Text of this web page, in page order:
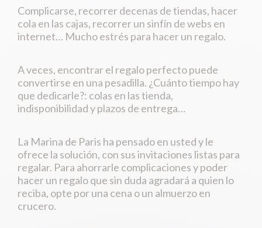
Complicarse, recorrer decenas de tiendas, hacer
cola en las cajas, recorrer un sinfín de webs en
internet… Mucho estrés para hacer un regalo.
A veces, encontrar el regalo perfecto puede
convertirse en una pesadilla. ¿Cuánto tiempo hay
que dedicarle?: colas en las tienda,
indisponibilidad y plazos de entrega…
La Marina de Paris ha pensado en usted y le
ofrece la solución, con sus invitaciones listas para
regalar. Para ahorrarle complicaciones y poder
hacer un regalo que sin duda agradará a quien lo
reciba, opte por una cena o un almuerzo en
crucero.